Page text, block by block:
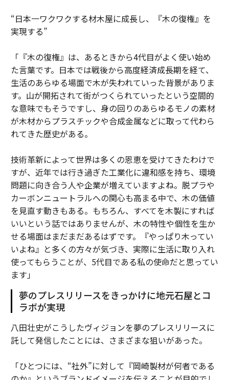
“日本一ワクワクする材木屋に成長し、『木の復権』を
実現する”
「『木の復権』は、あるときから4代目がよく使い始め
た言葉です。日本では戦後から高度経済成長期を経て、
生活のあらゆる場面で木が失われていった背景がありま
す。山が開拓されて街がつくられていったという空間的
な意味でもそうですし、身の回りのあらゆるモノの素材
が木材からプラスチックや合成金属などに取って代わら
れてきた歴史がある。
技術革新によって世界は多くの恩恵を受けてきたわけで
すが、近年では行き過ぎた工業化に違和感を持ち、環境
問題に向き合う人や企業が増えていますよね。脱プラや
カーボンニュートラルへの関心も高まる中で、木の価値
を見直す動きもある。もちろん、すべてを木製にすれば
いいという話ではありませんが、木の特性や個性を生か
せる場面はまだまだあるはずです。『やっぱり木ってい
いよね』と多くの方々が気づき、実際に生活に取り入れ
使ってもらうことが、5代目である私の使命だと思ってい
ます」
夢のプレスリリースをきっかけに地元石屋とコ
ラボが実現
八田壮史がこうしたヴィジョンを夢のプレスリリースに
託して発信したことには、さまざまな狙いがあった。
「ひとつには、“社外”に対して『岡崎製材が何者である